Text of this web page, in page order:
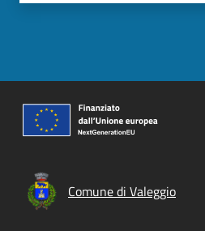
Comune di Valeggio